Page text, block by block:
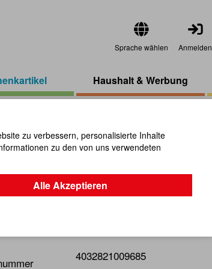
Sprache wählen Anmelden
Haushalt & Werbung
Herz groß
100315
Edelhölzern. Verschiedene Designs.
4032821009685
zu verbessern, personalisierte Inhalte
zu den von uns verwendeten
Alle Akzeptieren